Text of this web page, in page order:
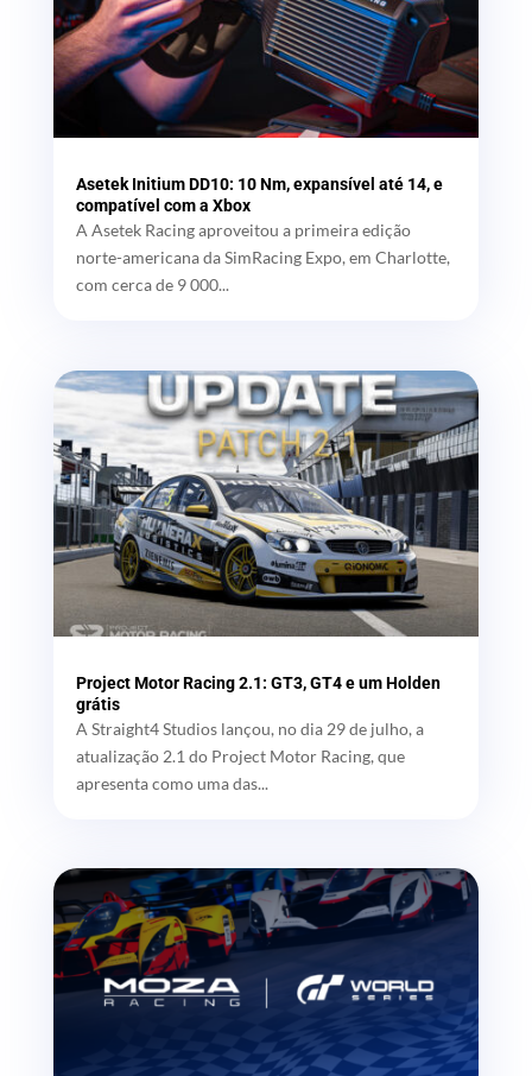
Asetek Initium DD10: 10 Nm, expansível até 14, e
compatível com a Xbox
A Asetek Racing aproveitou a primeira edição
norte-americana da SimRacing Expo, em Charlotte,
com cerca de 9 000...
Project Motor Racing 2.1: GT3, GT4 e um Holden
grátis
A Straight4 Studios lançou, no dia 29 de julho, a
atualização 2.1 do Project Motor Racing, que
apresenta como uma das...